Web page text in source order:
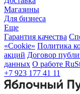
Магазины
Для бизнеса
Еще
Гарантия качества
«Cookie» Политика
акций Договор
данных О работе
+7 923 177 41 11